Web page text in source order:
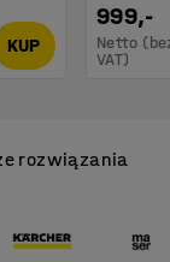
KUP
999,-
Netto
VAT)
rozwiązania